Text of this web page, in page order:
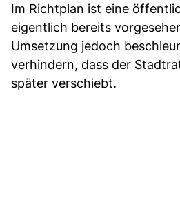
Im Richtplan ist eine
eigentlich bereits
Umsetzung jedoch
verhindern, dass der
später verschiebt.